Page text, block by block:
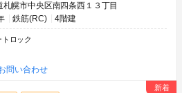
札幌市中央区南四条西１３丁目
鉄筋(RC) 4階建
トロック
問い合わせ